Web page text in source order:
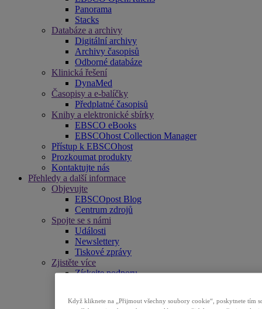
Panorama
Stacks
Databáze a archivy
Digitální archivy
Archivy časopisů
Odborné databáze
Klinická řešení
DynaMed
Časopisy a e-balíčky
Předplatné časopisů
Knihy a elektronické sbírky
EBSCO eBooks
EBSCOhost Collection Manager
Přístup k EBSCOhost
Prozkoumat produkty
Kontaktujte nás
Přehledy a další informace
Objevujte
EBSCOpost Blog
Centrum zdrojů
Spojte se s námi
Události
Newslettery
Tiskové zprávy
Zjistěte více
Získejte podporu
Seznamy titulů
Když kliknete na „Přijmout všechny soubory cookie“, poskytnete tím